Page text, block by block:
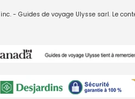
- Guides de voyage Ulysse sarl. Le